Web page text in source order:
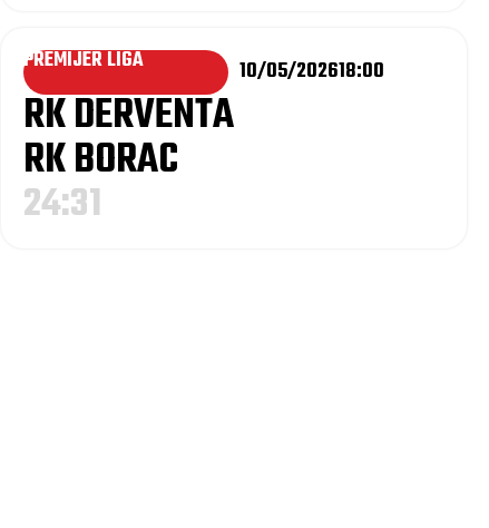
PREMIJER LIGA 10/05/202618:00
RK DERVENTA
RK BORAC
24:31